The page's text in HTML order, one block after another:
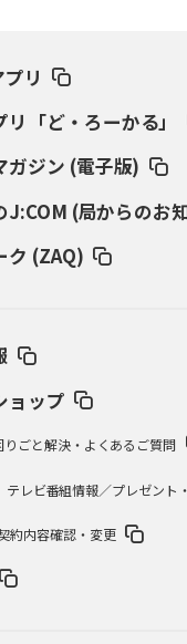
リ
「ど・ろーかる」
ガジン (電子版)
J:COM (局からのお
ク (ZAQ)
ョップ
りごと解決・よくあるご質問
テレビ番組情報／プレゼント
約内容確認・変更